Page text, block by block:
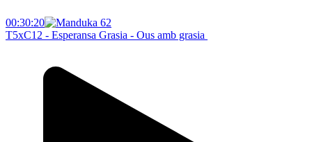
00:30:20
T5xC12 - Esperansa Grasia - Ous amb grasia